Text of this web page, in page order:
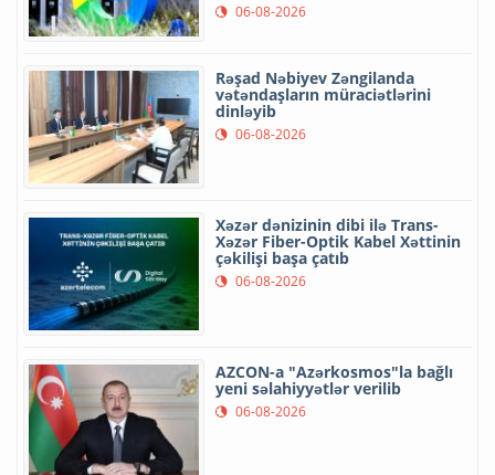
06-08-2026
Rəşad Nəbiyev Zəngilanda
vətəndaşların müraciətlərini
dinləyib
06-08-2026
Xəzər dənizinin dibi ilə Trans-
Xəzər Fiber-Optik Kabel Xəttinin
çəkilişi başa çatıb
06-08-2026
AZCON-a "Azərkosmos"la bağlı
yeni səlahiyyətlər verilib
06-08-2026